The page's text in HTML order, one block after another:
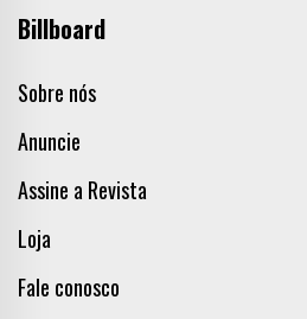
Billboard
Sobre nós
Anuncie
Assine a Revista
Loja
Fale conosco